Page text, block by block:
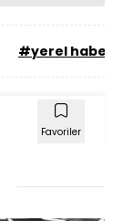
#yerel haber
Favoriler